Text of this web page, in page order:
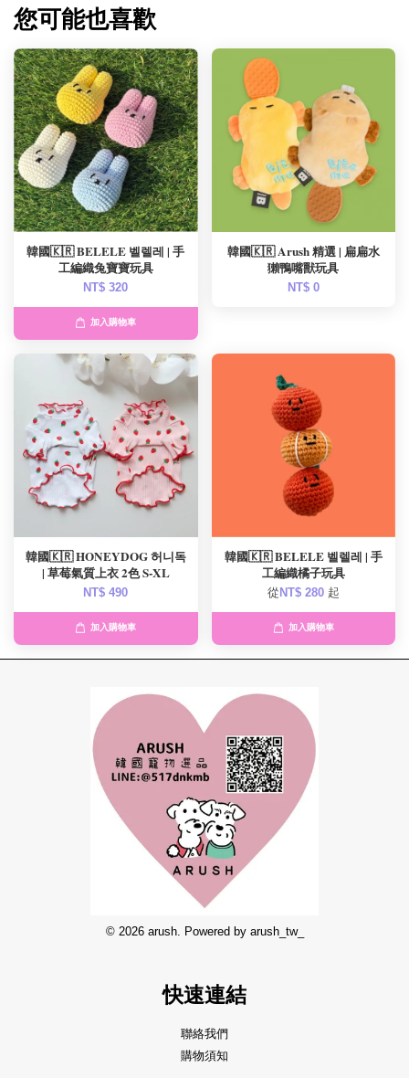
您可能也喜歡
韓國🇰🇷 BELELE 벨렐레 | 手
工編織兔寶寶玩具
NT$ 320
加入購物車
韓國🇰🇷 Arush 精選 | 扁扁水
獺鴨嘴獸玩具
NT$ 0
韓國🇰🇷 HONEYDOG 허니독
| 草莓氣質上衣 2色 S-XL
NT$ 490
加入購物車
韓國🇰🇷 BELELE 벨렐레 | 手
工編織橘子玩具
從 NT$ 280 起
加入購物車
© 2026 arush. Powered by arush_tw_
快速連結
聯絡我們
購物須知